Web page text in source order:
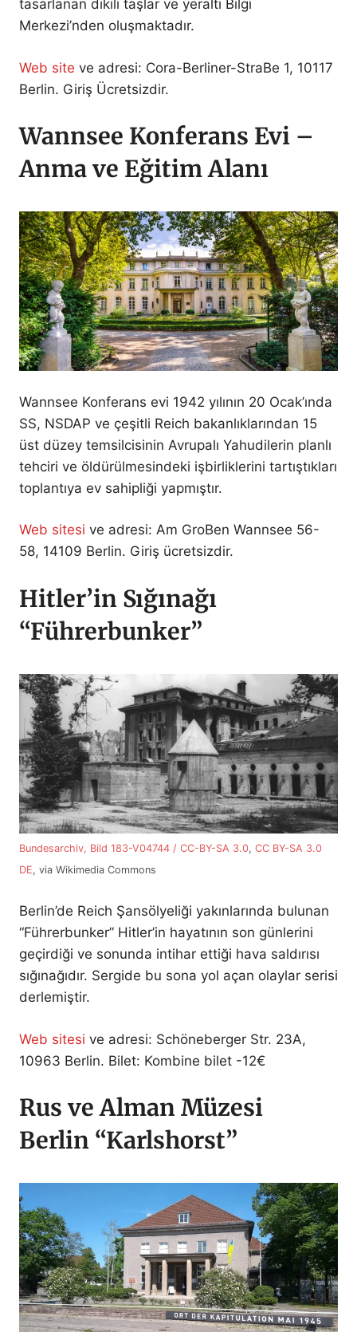
tasarlanan dikili taşlar ve yeraltı Bilgi
Merkezi’nden oluşmaktadır.
Web site ve adresi: Cora-Berliner-StraBe 1, 10117
Berlin. Giriş Ücretsizdir.
Wannsee Konferans Evi –
Anma ve Eğitim Alanı
Wannsee Konferans evi 1942 yılının 20 Ocak’ında
SS, NSDAP ve çeşitli Reich bakanlıklarından 15
üst düzey temsilcisinin Avrupalı Yahudilerin planlı
tehciri ve öldürülmesindeki işbirliklerini tartıştıkları
toplantıya ev sahipliği yapmıştır.
Web sitesi ve adresi: Am GroBen Wannsee 56-
58, 14109 Berlin. Giriş ücretsizdir.
Hitler’in Sığınağı
“Führerbunker”
Bundesarchiv, Bild 183-V04744 / CC-BY-SA 3.0, CC BY-SA 3.0
DE, via Wikimedia Commons
Berlin’de Reich Şansölyeliği yakınlarında bulunan
“Führerbunker” Hitler’in hayatının son günlerini
geçirdiği ve sonunda intihar ettiği hava saldırısı
sığınağıdır. Sergide bu sona yol açan olaylar serisi
derlemiştir.
Web sitesi ve adresi: Schöneberger Str. 23A,
10963 Berlin. Bilet: Kombine bilet -12€
Rus ve Alman Müzesi
Berlin “Karlshorst”